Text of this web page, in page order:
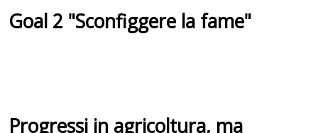
Goal 2 "Sconfiggere la fame"
Progressi in agricoltura, ma